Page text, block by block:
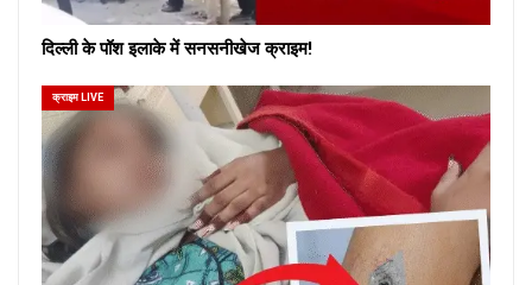
दिल्ली के पॉश इलाके में सनसनीखेज क्राइम!
क्राइम LIVE